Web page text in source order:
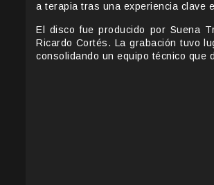
a terapia tras una experiencia clave
El disco fue producido por Suena
Ricardo Cortés. La grabación tuvo
consolidando un equipo técnico que